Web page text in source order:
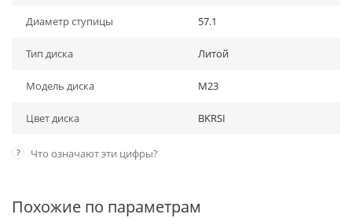
Диаметр ступицы 57.1
Тип диска Литой
Модель диска M23
Цвет диска BKRSI
? Что означают эти цифры?
Похожие по параметрам